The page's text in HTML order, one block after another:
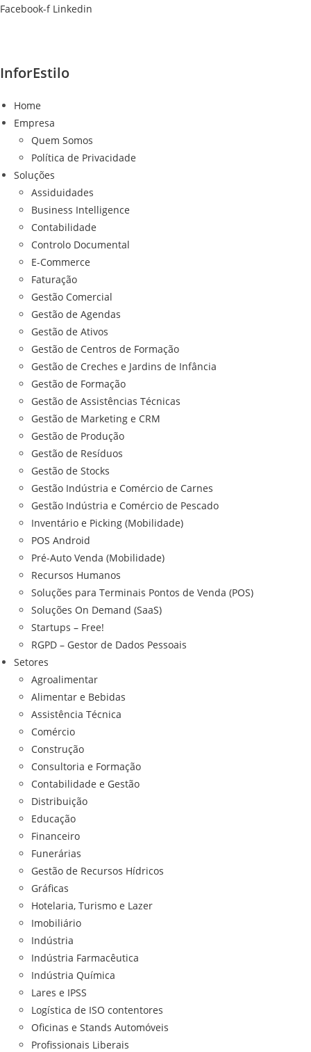
Ir
Facebook-f Linkedin
InforEstilo
Home
Empresa
Quem Somos
Política de Privacidade
Soluções
Assiduidades
Business Intelligence
Contabilidade
Controlo Documental
E-Commerce
Faturação
Gestão Comercial
Gestão de Agendas
Gestão de Ativos
Gestão de Centros de Formação
Gestão de Creches e Jardins de Infância
Gestão de Formação
Gestão de Assistências Técnicas
Gestão de Marketing e CRM
Gestão de Produção
Gestão de Resíduos
Gestão de Stocks
Gestão Indústria e Comércio de Carnes
Gestão Indústria e Comércio de Pescado
Inventário e Picking (Mobilidade)
POS Android
Pré-Auto Venda (Mobilidade)
Recursos Humanos
Soluções para Terminais Pontos de Venda (POS)
Soluções On Demand (SaaS)
Startups – Free!
RGPD – Gestor de Dados Pessoais
Setores
Agroalimentar
Alimentar e Bebidas
Assistência Técnica
Comércio
Construção
Consultoria e Formação
Contabilidade e Gestão
Distribuição
Educação
Financeiro
Funerárias
Gestão de Recursos Hídricos
Gráficas
Hotelaria, Turismo e Lazer
Imobiliário
Indústria
Indústria Farmacêutica
Indústria Química
Lares e IPSS
Logística de ISO contentores
Oficinas e Stands Automóveis
Profissionais Liberais